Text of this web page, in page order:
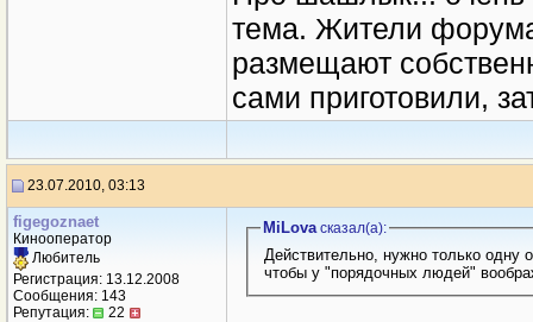
тема. Жители
размещают
сами приготовили,
23.07.2010, 03:13
figegoznaet
Кинооператор
Любитель
Регистрация: 13.12.2008
Сообщения: 143
Репутация:
22
MiLovaсказал(a):
Действительно, нужно только
чтобы у "порядочных людей"